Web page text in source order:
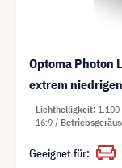
Optoma Photon
extrem
Lichthelligkeit 1.100
16:9
Geeignet für: